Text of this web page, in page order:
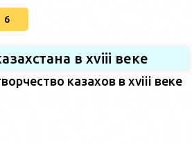
6
в xviii веке
казахов в xviii веке